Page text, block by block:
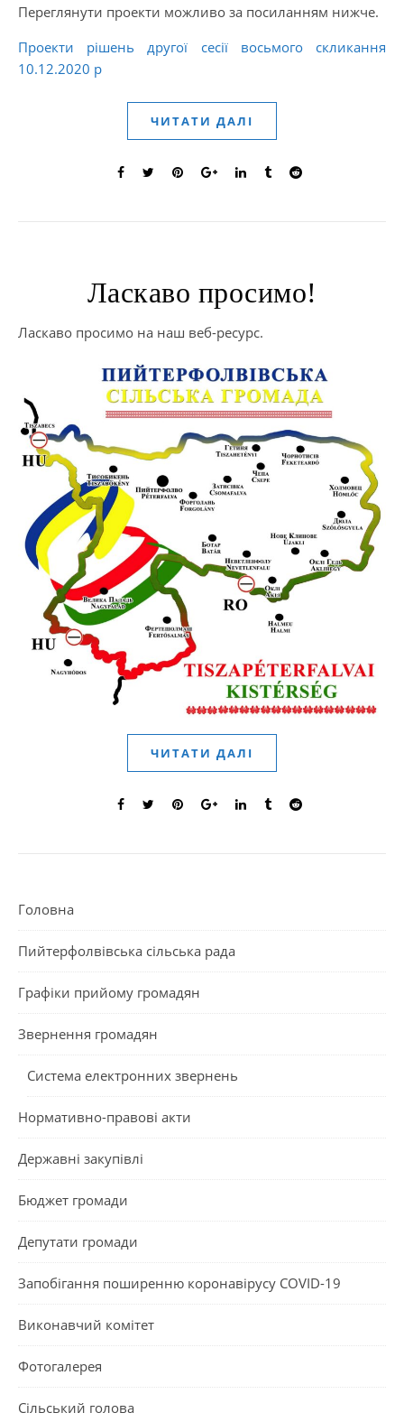
Переглянути проекти можливо за посиланням нижче.
Проекти рішень другої сесії восьмого скликання
10.12.2020 р
ЧИТАТИ ДАЛІ
Ласкаво просимо!
Ласкаво просимо на наш веб-ресурс.
ЧИТАТИ ДАЛІ
Головна
Пийтерфолвівська сільська рада
Графіки прийому громадян
Звернення громадян
Система електронних звернень
Нормативно-правові акти
Державні закупівлі
Бюджет громади
Депутати громади
Запобігання поширенню коронавірусу COVID-19
Виконавчий комітет
Фотогалерея
Сільський голова